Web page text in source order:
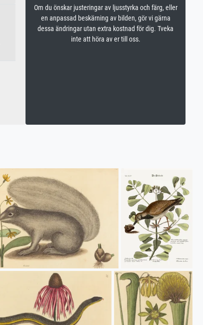
Om du önskar justeringar av ljusstyrka och färg, eller
en anpassad beskärning av bilden, gör vi gärna
dessa ändringar utan extra kostnad för dig. Tveka
inte att höra av er till oss.